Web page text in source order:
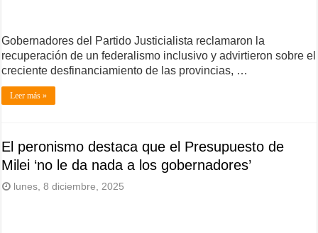
Gobernadores del Partido Justicialista reclamaron la
recuperación de un federalismo inclusivo y advirtieron sobre el
creciente desfinanciamiento de las provincias, …
Leer más »
El peronismo destaca que el Presupuesto de
Milei ‘no le da nada a los gobernadores’
lunes, 8 diciembre, 2025